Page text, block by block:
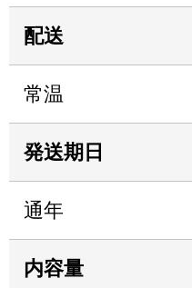
配送
常温
発送期日
通年
内容量